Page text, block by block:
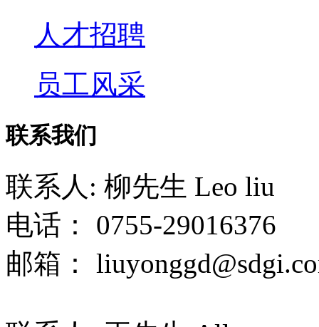
人才招聘
员工风采
联系我们
联系人: 柳先生 Leo liu
电话： 0755-29016376
邮箱：